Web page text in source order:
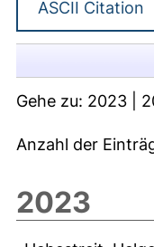
Gehe zu: 2023
Anzahl der
2023